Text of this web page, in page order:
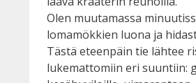
Olen muutamassa
lomamökkien luona ja
Tästä eteenpäin tie lähtee
lukemattomiin eri suuntiin: